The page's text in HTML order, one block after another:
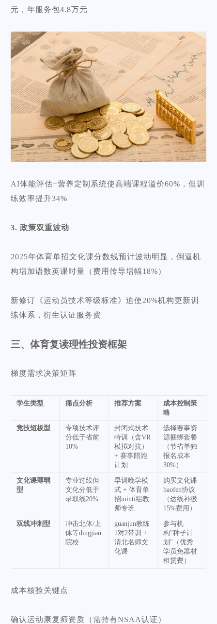
元，年服务包4.8万元
AI体能评估+营养定制系统使高端课程溢价60%，但训
练效率提升34%
3. 政策双重波动
2025年体育单招文化课分数线预计波动明显，倒逼机
构增加语数英课时量（费用传导增幅18%）
新修订《运动员技术等级标准》迫使20%机构更新训
练体系，衍生认证服务费
三、体育复读理性投资框架
梯度需求决策矩阵
学生类型 痛点分析 推荐方案
成本控制策
略
竞技短板型
专项技术评
分低于省前
10%
封闭式技术
特训（含VR
模拟对抗）
+ 赛事陪跑
计划
选择赛事资
源捆绑套餐
（节省单独
报名成本
30%）
文化课薄弱
型
专业过线但
文化分低于
录取线20%
早训晚学模
式 + 体育单
招minti组教
师专班
购买文化课
baofen协议
（达线补缴
15%费用）
双线冲刺型
冲击北体/上
体等dingjian
院校
guanjun教练
1对2带训 +
清北名师文
化课
参与机
构"种子计
划"（优秀
学员免器材
租赁费）
成本核验关键点
确认运动康复师资质（需持有NSAA认证）